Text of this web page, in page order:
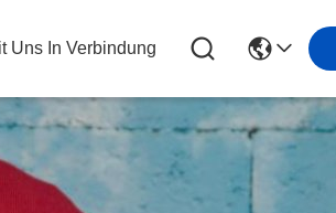
Uns In Verbindung